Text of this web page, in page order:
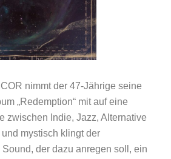
nimmt der 47-Jährige seine
„Redemption“ mit auf eine
zwischen Indie, Jazz, Alternative
und mystisch klingt der
der dazu anregen soll, ein